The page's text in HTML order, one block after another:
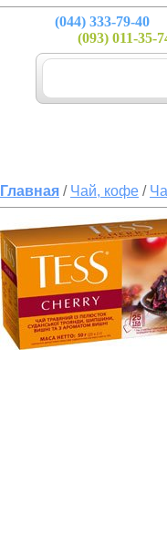
(044) 333-79-40
(093) 011-35-
Главная / Чай, кофе /